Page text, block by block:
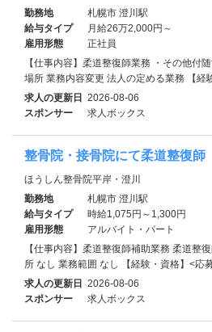
勤務地
札幌市 澄川駅
給与タイプ
月給26万2,000円～
雇用形態
正社員
【仕事内容】柔道整復師業務 ・その他付
場所 業務内容変更 法人の定める業務 【経
求人の更新日 2026-08-06
スポンサー
求人ボックス
整骨院・接骨院にて柔道整復師
ほうしん整骨院平岸・澄川
勤務地
札幌市 澄川駅
給与タイプ
時給1,075円～1,300円
雇用形態
アルバイト・パート
【仕事内容】柔道整復師補助業務 柔道整
所 なし 業務範囲 なし 【経験・資格】<応
求人の更新日 2026-08-06
スポンサー
求人ボックス